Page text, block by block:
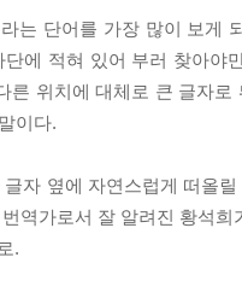
라는 단어를 가장 많이 보게
에 적혀 있어 부러 찾아야
른 위치에 대체로 큰 글자
이다.
글자 옆에 자연스럽게 떠올
역가로서 잘 알려진 황석희
.